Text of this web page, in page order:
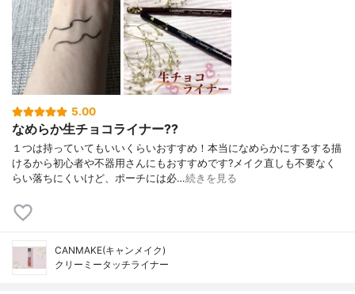
5.00
なめらか生チョコライナー??
１つは持っていてもいいくらいおすすめ！本当になめらかにするする描
けるから初心者や不器用さんにもおすすめです?メイク直しも不要なく
らい落ちにくいけど、ポーチには必…続きを見る
CANMAKE(キャンメイク)
クリーミータッチライナー